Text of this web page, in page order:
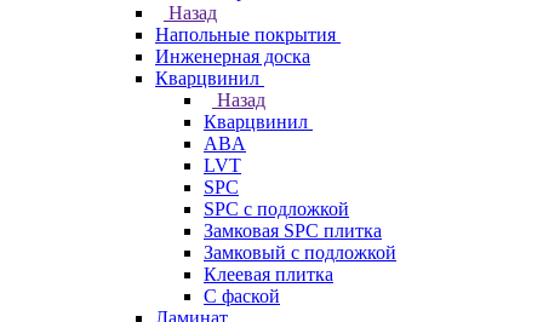
Назад
Напольные покрытия
Инженерная доска
Кварцвинил
Назад
Кварцвинил
ABA
LVT
SPC
SPC с подложкой
Замковая SPC плитка
Замковый с подложкой
Клеевая плитка
С фаской
Ламинат